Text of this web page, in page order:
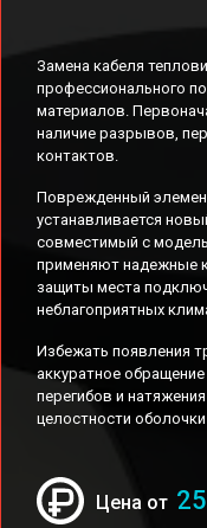
Замена кабеля
профессионального
материалов.
наличие разрывов,
контактов.
Поврежденный
устанавливается
совместимый с
применяют надежные
защиты места
неблагоприятных
Избежать появления
аккуратное
перегибов и
целостности
Цена от